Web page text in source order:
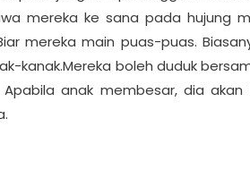
mereka ke sana pada hujung
mereka main puas-puas.
kanak.Mereka boleh duduk
anak membesar, dia